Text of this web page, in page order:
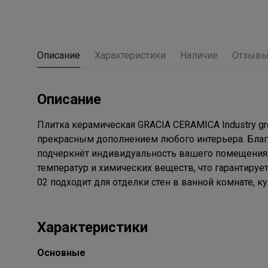
Описание Характеристики Наличие Отзывы
Описание
Плитка керамическая GRACIA CERAMICA Industry
прекрасным дополнением любого интерьера.
подчеркнёт индивидуальность вашего
температур и химических веществ, что
02 подходит для отделки стен в ванной
Характеристики
Основные